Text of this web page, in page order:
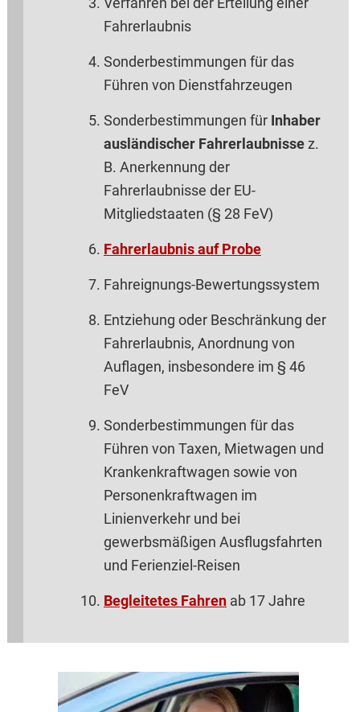
Fahrerlaubnis
Sonderbestimmungen für das
Führen von Dienstfahrzeugen
Sonderbestimmungen für Inhaber
ausländischer Fahrerlaubnissez.
B. Anerkennung der
Fahrerlaubnisse der EU-
Mitgliedstaaten (§ 28 FeV)
Fahrerlaubnis auf Probe
Fahreignungs-Bewertungssystem
Entziehung oder Beschränkung der
Fahrerlaubnis, Anordnung von
Auflagen, insbesondere im § 46
FeV
Sonderbestimmungen für das
Führen von Taxen, Mietwagen und
Krankenkraftwagen sowie von
Personenkraftwagen im
Linienverkehr und bei
gewerbsmäßigen Ausflugsfahrten
und Ferienziel-Reisen
Begleitetes Fahrenab 17 Jahre